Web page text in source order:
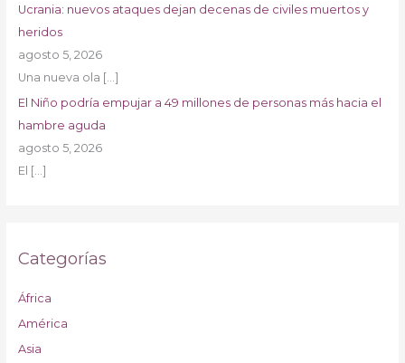
Ucrania: nuevos ataques dejan decenas de civiles muertos y
heridos
agosto 5, 2026
Una nueva ola […]
El Niño podría empujar a 49 millones de personas más hacia el
hambre aguda
agosto 5, 2026
El […]
Categorías
África
América
Asia